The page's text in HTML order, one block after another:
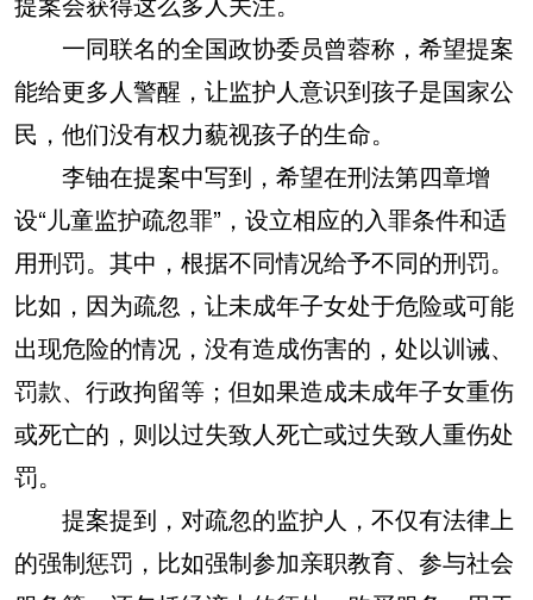
一同联名的全国政协委员曾蓉称，希望提案
能给更多人警醒，让监护人意识到孩子是国家公
民，他们没有权力藐视孩子的生命。
李铀在提案中写到，希望在刑法第四章增
设“儿童监护疏忽罪”，设立相应的入罪条件和适
用刑罚。其中，根据不同情况给予不同的刑罚。
比如，因为疏忽，让未成年子女处于危险或可能
出现危险的情况，没有造成伤害的，处以训诫、
罚款、行政拘留等；但如果造成未成年子女重伤
或死亡的，则以过失致人死亡或过失致人重伤处
罚。
提案提到，对疏忽的监护人，不仅有法律上
的强制惩罚，比如强制参加亲职教育、参与社会